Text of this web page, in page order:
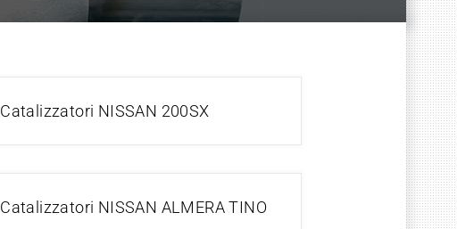
Catalizzatori NISSAN 200SX
Catalizzatori NISSAN ALMERA TINO